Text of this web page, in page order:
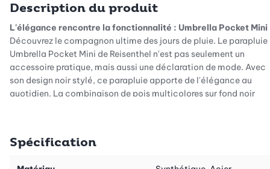
Description du produit
L'élégance rencontre la fonctionnalité : Umbrella Pocket Mini
Découvrez le compagnon ultime des jours de pluie. Le parapluie
Umbrella Pocket Mini de Reisenthel n'est pas seulement un
accessoire pratique, mais aussi une déclaration de mode. Avec
son design noir stylé, ce parapluie apporte de l'élégance au
quotidien. La combinaison de pois multicolores sur fond noir
Découvrez la facilité du fonctionnement automatique : une
Spécification